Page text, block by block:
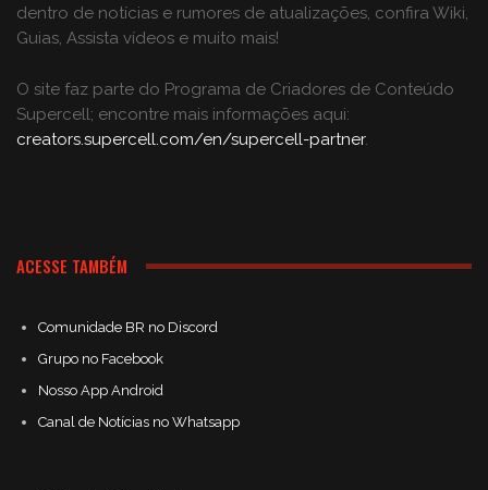
dentro de notícias e rumores de atualizações, confira Wiki,
Guias, Assista vídeos e muito mais!
O site faz parte do Programa de Criadores de Conteúdo
Supercell; encontre mais informações aqui:
creators.supercell.com/en/supercell-partner.
ACESSE TAMBÉM
Comunidade BR no Discord
Grupo no Facebook
Nosso App Android
Canal de Notícias no Whatsapp